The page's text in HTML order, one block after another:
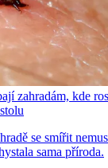
zahradám, kde
se smířit
sama příroda.